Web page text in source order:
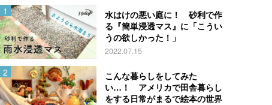
水はけの悪い庭に！ 砂利で作
る『簡単浸透マス』に「こうい
うの欲しかった！」
2022.07.15
こんな暮らしをしてみた
い…！ アメリカで田舎暮らし
をする日常がまるで絵本の世界